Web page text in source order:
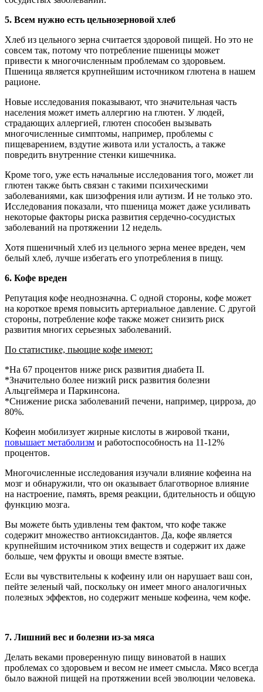
5. Всем нужно есть цельнозерновой хлеб
Хлеб из цельного зерна считается здоровой пищей. Но это не
совсем так, потому что потребление пшеницы может
привести к многочисленным проблемам со здоровьем.
Пшеница является крупнейшим источником глютена в нашем
рационе.
Новые исследования показывают, что значительная часть
населения может иметь аллергию на глютен. У людей,
страдающих аллергией, глютен способен вызывать
многочисленные симптомы, например, проблемы с
пищеварением, вздутие живота или усталость, а также
повредить внутренние стенки кишечника.
Кроме того, уже есть начальные исследования того, может ли
глютен также быть связан с такими психическими
заболеваниями, как шизофрения или аутизм. И не только это.
Исследования показали, что пшеница может даже усиливать
некоторые факторы риска развития сердечно-сосудистых
заболеваний на протяжении 12 недель.
Хотя пшеничный хлеб из цельного зерна менее вреден, чем
белый хлеб, лучше избегать его употребления в пищу.
6. Кофе вреден
Репутация кофе неоднозначна. С одной стороны, кофе может
на короткое время повысить артериальное давление. С другой
стороны, потребление кофе также может снизить риск
развития многих серьезных заболеваний.
По статистике, пьющие кофе имеют:
*На 67 процентов ниже риск развития диабета II.
*Значительно более низкий риск развития болезни
Альцгеймера и Паркинсона.
*Снижение риска заболеваний печени, например, цирроза, до
80%.
Кофеин мобилизует жирные кислоты в жировой ткани,
повышает метаболизм и работоспособность на 11-12%
процентов.
Многочисленные исследования изучали влияние кофеина на
мозг и обнаружили, что он оказывает благотворное влияние
на настроение, память, время реакции, бдительность и общую
функцию мозга.
Вы можете быть удивлены тем фактом, что кофе также
содержит множество антиоксидантов. Да, кофе является
крупнейшим источником этих веществ и содержит их даже
больше, чем фрукты и овощи вместе взятые.
Если вы чувствительны к кофеину или он нарушает ваш сон,
пейте зеленый чай, поскольку он имеет много аналогичных
полезных эффектов, но содержит меньше кофеина, чем кофе.
7. Лишний вес и болезни из-за мяса
Делать веками проверенную пищу виноватой в наших
проблемах со здоровьем и весом не имеет смысла. Мясо всегда
было важной пищей на протяжении всей эволюции человека.